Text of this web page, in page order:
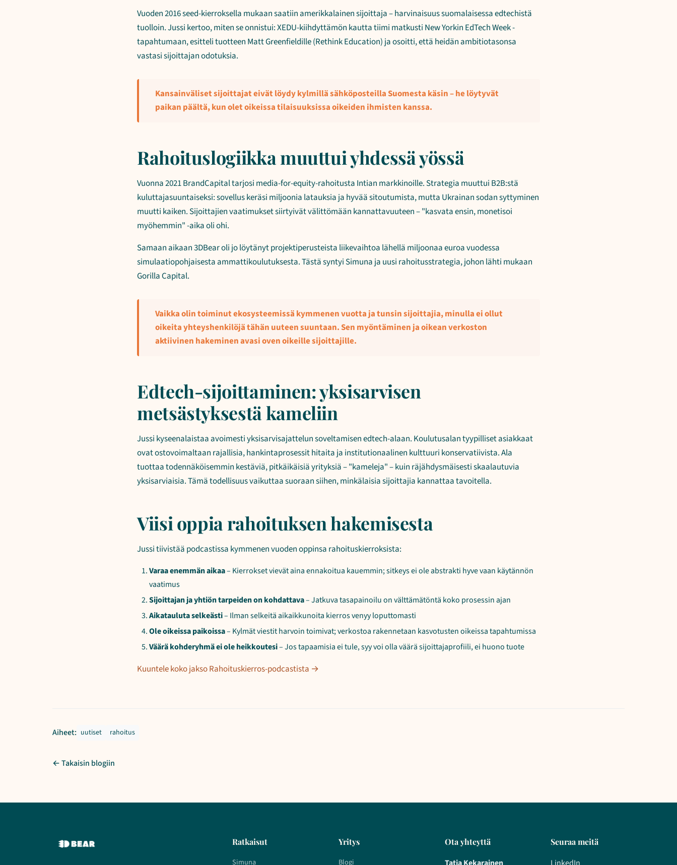
Vuoden 2016 seed-kierroksella mukaan saatiin amerikkalainen sijoittaja – harvinaisuus suomalaisessa edtechistä
tuolloin. Jussi kertoo, miten se onnistui: XEDU-kiihdyttämön kautta tiimi matkusti New Yorkin EdTech Week -
tapahtumaan, esitteli tuotteen Matt Greenfieldille (Rethink Education) ja osoitti, että heidän ambitiotasonsa
vastasi sijoittajan odotuksia.
Kansainväliset sijoittajat eivät löydy kylmillä sähköposteilla Suomesta käsin – he löytyvät
paikan päältä, kun olet oikeissa tilaisuuksissa oikeiden ihmisten kanssa.
Rahoituslogiikka muuttui yhdessä yössä
Vuonna 2021 BrandCapital tarjosi media-for-equity-rahoitusta Intian markkinoille. Strategia muuttui B2B:stä
kuluttajasuuntaiseksi: sovellus keräsi miljoonia latauksia ja hyvää sitoutumista, mutta Ukrainan sodan syttyminen
muutti kaiken. Sijoittajien vaatimukset siirtyivät välittömään kannattavuuteen – "kasvata ensin, monetisoi
myöhemmin" -aika oli ohi.
Samaan aikaan 3DBear oli jo löytänyt projektiperusteista liikevaihtoa lähellä miljoonaa euroa vuodessa
simulaatiopohjaisesta ammattikoulutuksesta. Tästä syntyi Simuna ja uusi rahoitusstrategia, johon lähti mukaan
Gorilla Capital.
Vaikka olin toiminut ekosysteemissä kymmenen vuotta ja tunsin sijoittajia, minulla ei ollut
oikeita yhteyshenkilöjä tähän uuteen suuntaan. Sen myöntäminen ja oikean verkoston
aktiivinen hakeminen avasi oven oikeille sijoittajille.
Edtech-sijoittaminen: yksisarvisen
metsästyksestä kameliin
Jussi kyseenalaistaa avoimesti yksisarvisajattelun soveltamisen edtech-alaan. Koulutusalan tyypilliset asiakkaat
ovat ostovoimaltaan rajallisia, hankintaprosessit hitaita ja institutionaalinen kulttuuri konservatiivista. Ala
tuottaa todennäköisemmin kestäviä, pitkäikäisiä yrityksiä – "kameleja" – kuin räjähdysmäisesti skaalautuvia
yksisarviaisia. Tämä todellisuus vaikuttaa suoraan siihen, minkälaisia sijoittajia kannattaa tavoitella.
Viisi oppia rahoituksen hakemisesta
Jussi tiivistää podcastissa kymmenen vuoden oppinsa rahoituskierroksista:
Varaa enemmän aikaa– Kierrokset vievät aina ennakoitua kauemmin; sitkeys ei ole abstrakti hyve vaan käytännön
vaatimus
Sijoittajan ja yhtiön tarpeiden on kohdattava– Jatkuva tasapainoilu on välttämätöntä koko prosessin ajan
Aikatauluta selkeästi– Ilman selkeitä aikaikkunoita kierros venyy loputtomasti
Ole oikeissa paikoissa– Kylmät viestit harvoin toimivat; verkostoa rakennetaan kasvotusten oikeissa tapahtumissa
Väärä kohderyhmä ei ole heikkoutesi– Jos tapaamisia ei tule, syy voi olla väärä sijoittajaprofiili, ei huono tuote
Kuuntele koko jakso Rahoituskierros-podcastista →
Aiheet: uutiset rahoitus
← Takaisin blogiin
Ratkaisut
Simuna
Yritys
Blogi
Ota yhteyttä Seuraa meitä